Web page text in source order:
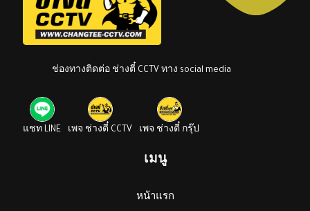
ช่องทางติดต่อ ช่างตี๋ CCTV ทาง social media
แชท LINE เพจ ช่างตี๋ CCTV เพจ ช่างตี๋ กรุ๊ป
เมนู
หน้าแรก